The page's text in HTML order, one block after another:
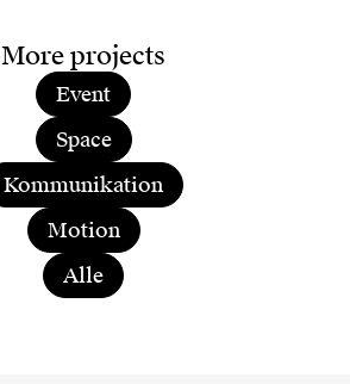
More projects
Event
Space
Kommunikation
Motion
Alle